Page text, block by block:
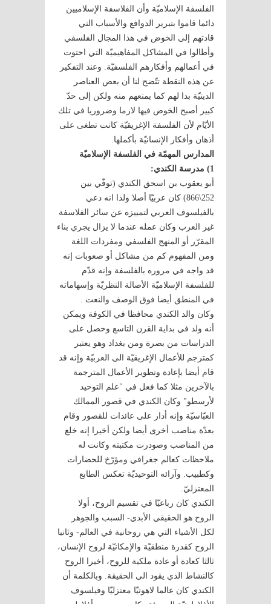
الفلسفة الإسلاميّة وأن الفلاسفة الإسلاميين
دائما قاموا بتبرير الدوافع والأسباب التي
قادتهم إلى الخوض في هذا المجال الفلسفي
وأطالوا في المشاكل المفاهيميّة التي احتوت
في أعمالهم وأفكارهم الفلسفيّة. وعند التفكير
عن هذه النقطة تتّضح لنا أن بعض العناصر
الدينيّة بدا لهم كما يمنعهم منه ولكن إلى حدّ
كبير أصبح الخوض فيها لازما وضروريا في تلك
الأيّام لأن الفلسفة الإغريقيّة كانت تطغى على
أذهان وأفكار الإنسانيّة بأكملها.
المدارس المهمّة في الفلسفة الإسلاميّة
1) مدرسة الكندي:
أبو يعقوب بن اسحق الكندي (توفّي بين
252\866) كان عربيّا أصلا ولذا انه دعي
بالفيلسوف العربي لتمييزه عن سائر الفلاسفة
غير العرب وكان عمله عندما لا يزال يجري بناء
المقرّر أو المنهج الفلسفي ومفردات اللغة
ومن المفهوم كم من مشاكل أو صعوبات إنه
قد واجه في مروره بالفلسفة وإنه قدّم
للفلسفة الإسلاميّة الأصالة النظريّة وإسهاماته
في المنطق أيضا فوق الوصف والنعت .
وكان والد الكندي محافظا في الكوفة ويمكن
أنه ولد في بداية القرن التاسع وحصل على
الدراسات من بصرة ومن بغداد وهو يعتبر
كمترجم للأعمال الإغريقيّة الى العربيّة وإنه قد
قام أيضا بإعادة وتطوير الأعمال المترجمة
بالآخرين مثلا كما فعل في "علم التوحيد
لأرسطو" وكان الكندي في قصور الممالك
العبّاسيّة وإنه أدار على عائدات للقصور وقام
بعدّة مناصب أخرى أيضا ولكن أخيرا إنه خلع
من المناصب وصودرت مكتبته وكانت له
ملاحظات كعالم جغرافي ومؤرّخ للحضارات
وكطبيب. وآرائه التوحيديّة تعكس الطابع
المعتزليّ.
الكندي كان رباعيّا في تقسيم الروح، أولا
الروح هو الحقيقي الأبدي- السبب والجوهر
لكل الأشياء التي هي روحانية في العالم- وثانيا
الروح كقدرة منطقيّة والإمكانيّة لروح الإنسان،
ثالثا كعادة أو عادة ملكية للروح، أخيرا الروح
كالنشاط الذي يقود الى الحقيقة. وبالكلمة أن
الكندي كان عالما لاهوتيّا معتزليّا وفيلسوف